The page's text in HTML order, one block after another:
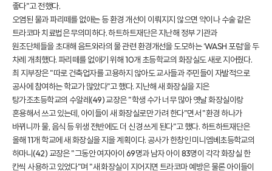
좋다"고 전했다.
오염된 물과 파리떼를 없애는 등 환경 개선이 이뤄지지 않으면 약이나 수술 같은
트라코마 치료법은 무의미하다. 하트하트재단은 지난해 정부 기관과
원조단체들을 초대해 음트와라의 물 관련 환경개선을 도모하는 ‘WASH 포럼‘을 두
차례 개최했다. 파리떼를 없애기 위해 10개 초등학교의 화장실도 새로 지어줬다.
최 지부장은 "따로 건축업자를 고용하지 않아도 교사들과 주민들이 자발적으로
공사에 참여하는 학교가 많았다"고 했다. 지난해 새 화장실을 지은
탕가조초등학교의 수알레(49) 교장은 "학생 수가 너무 많아 옛날 화장실이랑
혼용해서 쓰고 있는데, 아이들이 새 화장실로만 가려 한다"면서 "환경 하나가
바뀌니까 물, 음식 등 위생 전반에도 더 신경 쓰게 된다"고 했다. 하트하트재단은
올해 11개 학교에 새 화장실을 지을 계획이다. 공사가 한창인 미니엠베초등학교의
하마니(42) 교장은 "그동안 여자아이 69명과 남자 아이 83명이 각각 화장실 한
칸씩 사용하고 있었다"며 "새 화장실이 지어지면 트라코마 예방은 물론 아이들이